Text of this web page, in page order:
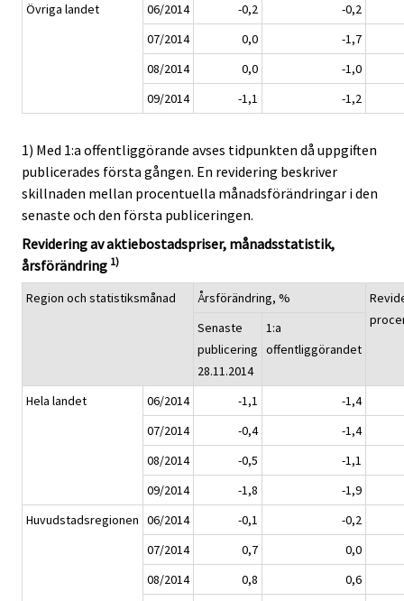
Övriga landet
06/2014 -0,2
-0,2
07/2014
0,0
-1,7
08/2014
0,0
-1,0
09/2014
-1,1 -1,2
1) Med 1:a offentliggörande avses tidpunkten då uppgiften
publicerades första gången. En revidering beskriver
skillnaden mellan procentuella månadsförändringar i den
senaste och den första publiceringen.
Revidering av aktiebostadspriser, månadsstatistik,
årsförändring 1)
Region och statistiksmånad Årsförändring, %
Senaste
publicering
28.11.2014
1:a
offentliggörandet
Hela landet 06/2014 -1,1
-1,4
07/2014
-0,4
-1,4
08/2014
-0,5
-1,1
09/2014
-1,8
-1,9
Huvudstadsregionen 06/2014 -0,1
-0,2
07/2014
0,7
0,0
08/2014
0,8
0,6